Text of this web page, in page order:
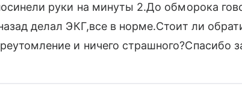
руки на минуты 2.До обморока
делал ЭКГ,все в норме.Стоит ли
и ничего страшного?Спасибо